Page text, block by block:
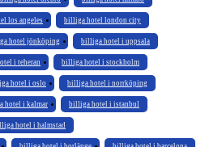
los angeles billiga hotel london city
hotel jönköping billiga hotel i uppsala
i teheran billiga hotel i stockholm
hotel i oslo billiga hotel i norrköping
hotel i kalmar billiga hotel i istanbul
hotel i halmstad